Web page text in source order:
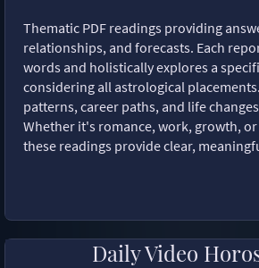
Thematic PDF readings providing
relationships, and forecasts. Each
words and holistically explores a
considering all astrological
patterns, career paths, and life
Whether it's romance, work, growth,
these readings provide clear,
Daily Video